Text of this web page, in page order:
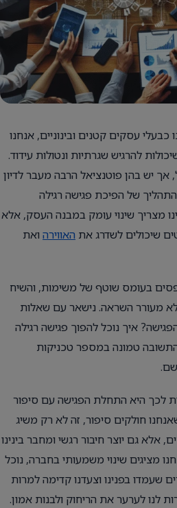
כבעלי עסקים קטנים ובינוניים, אנחנו
להרגיש שגרתיות ונטולות עידוד.
אך יש בהן פוטנציאל הרבה מעבר לדיון
התהליך של הפיכת פגישה רגילה
מצריך שינוי עומק במבנה העסק, אלא
שיכולים לשדרג את האווירה ואת
בעומס שוטף של משימות, והשיח
מעורר השראה. נישאר עם שאלות
איך נוכל להפוך פגישה רגילה
התשובה טמונה במספר טכניקות
לכך היא התחלת הפגישה עם סיפור
חולקים סיפור, זה לא רק משיג
גם יוצר חיבור רגשי ומחבר בינינו
מציגים שינוי משמעותי בחברה, נוכל
שעמדו בפנינו וצעדנו קדימה למרות
לנו לערער את הריחוק ולבנות אמון.